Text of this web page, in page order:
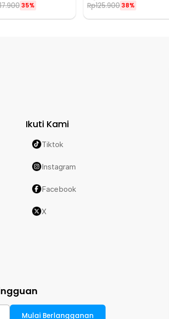
35% Rp125.90038%
Ikuti Kami
Tiktok
Instagram
Facebook
X
Mulai Berlangganan